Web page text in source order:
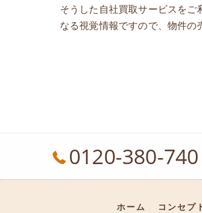
そうした自社買取サービスを
なる視覚情報ですので、物件の
0120-380-740
ホーム コンセプ